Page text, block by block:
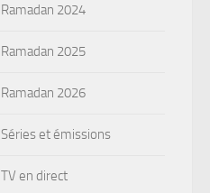
Ramadan 2024
Ramadan 2025
Ramadan 2026
Séries et émissions
TV en direct